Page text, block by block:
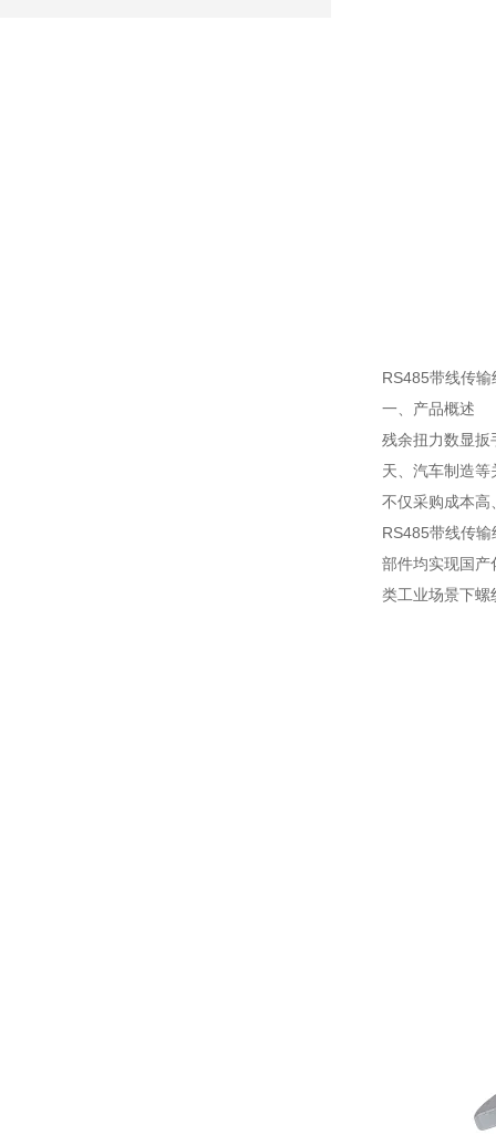
RS485带线传
一、产品概述
残余扭力数显扳
天、汽车制造
不仅采购成本高
RS485带线传
部件均实现国产
类工业场景下螺